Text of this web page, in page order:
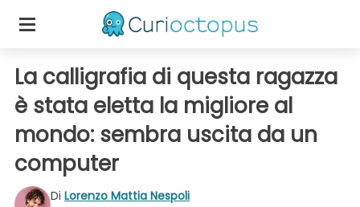
La calligrafia di questa ragazza
è stata eletta la migliore al
mondo: sembra uscita da un
computer
Di Lorenzo Mattia Nespoli